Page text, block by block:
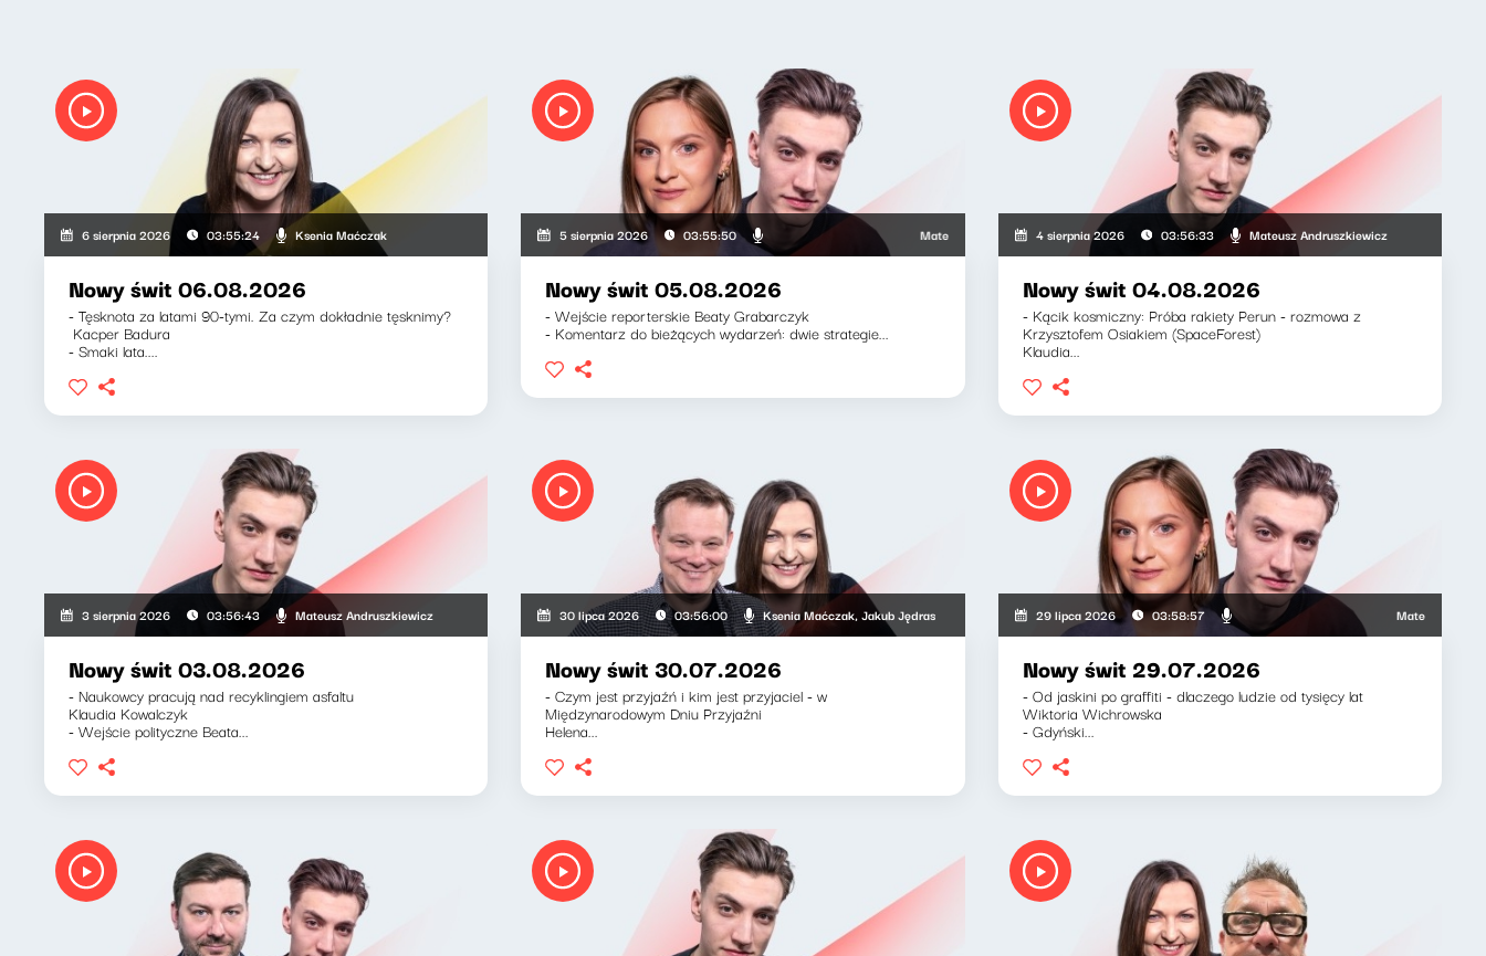
6 sierpnia 2026 03:55:24 Ksenia Maćczak
Nowy świt 06.08.2026
- Tęsknota za latami 90-tymi. Za czym dokładnie tęsknimy?
Kacper Badura
- Smaki lata....
5 sierpnia 2026 03:55:50 Mateusz Andruszkiewicz, Zuzanna Iłenda
Nowy świt 05.08.2026
- Wejście reporterskie Beaty Grabarczyk
- Komentarz do bieżących wydarzeń: dwie strategie...
4 sierpnia 2026 03:56:33 Mateusz Andruszkiewicz
Nowy świt 04.08.2026
- Kącik kosmiczny: Próba rakiety Perun - rozmowa z
Krzysztofem Osiakiem (SpaceForest)
Klaudia...
3 sierpnia 2026 03:56:43 Mateusz Andruszkiewicz
Nowy świt 03.08.2026
- Naukowcy pracują nad recyklingiem asfaltu
Klaudia Kowalczyk
- Wejście polityczne Beata...
30 lipca 2026 03:56:00 Ksenia Maćczak, Jakub Jędras
Nowy świt 30.07.2026
- Czym jest przyjaźń i kim jest przyjaciel - w
Międzynarodowym Dniu Przyjaźni
Helena...
29 lipca 2026 03:58:57 Mateusz
Nowy świt 29.07.2026
- Od jaskini po graffiti - dlaczego ludzie od tysięcy lat
Wiktoria Wichrowska
- Gdyński...